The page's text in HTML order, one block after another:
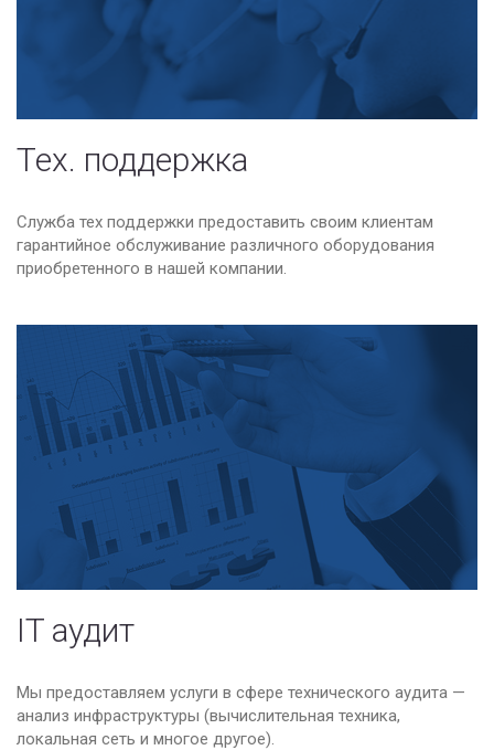
Тех. поддержка
Вакансии
Контакты
Политика конфиденциальности
Тех. поддержка
Служба тех поддержки предоставить своим клиентам
гарантийное обслуживание различного оборудования
приобретенного в нашей компании.
IT аудит
Мы предоставляем услуги в сфере технического аудита —
анализ инфраструктуры (вычислительная техника,
локальная сеть и многое другое).